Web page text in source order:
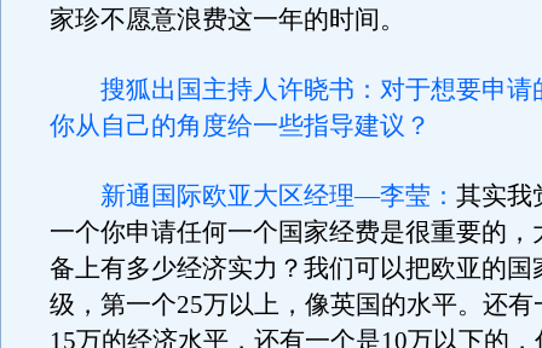
家珍不愿意浪费这一年的时间。
搜狐出国主持人许晓书：对于想要申请
你从自己的角度给一些指导建议？
新通国际欧亚大区经理—李莹： 其实我
一个你申请任何一个国家经费是很重要的，
备上有多少经济实力？我们可以把欧亚的国
级，第一个25万以上，像英国的水平。还
15万的经济水平，还有一个是10万以下的